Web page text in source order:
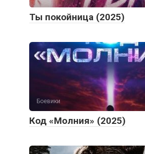
Ты покойница (2025)
Боевики
Код «Молния» (2025)